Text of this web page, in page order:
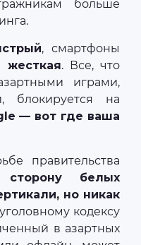
больше
, смартфоны
жесткая. Все, что
играми,
блокируется на
— вот где ваша
правительства
белых
но никак
кодексу
в азартных